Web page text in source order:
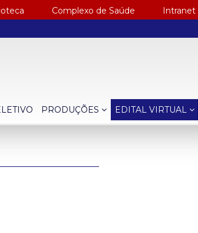
Complexo de Saúde Intranet
PRODUÇÕES EDITAL VIRTUAL